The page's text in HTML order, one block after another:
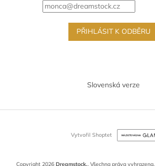
PŘIHLÁSIT K ODBĚRU
Slovenská verze
Vytvořil Shoptet
Copyright 2026 Dreamstock.. Všechna práva vyhrazena.